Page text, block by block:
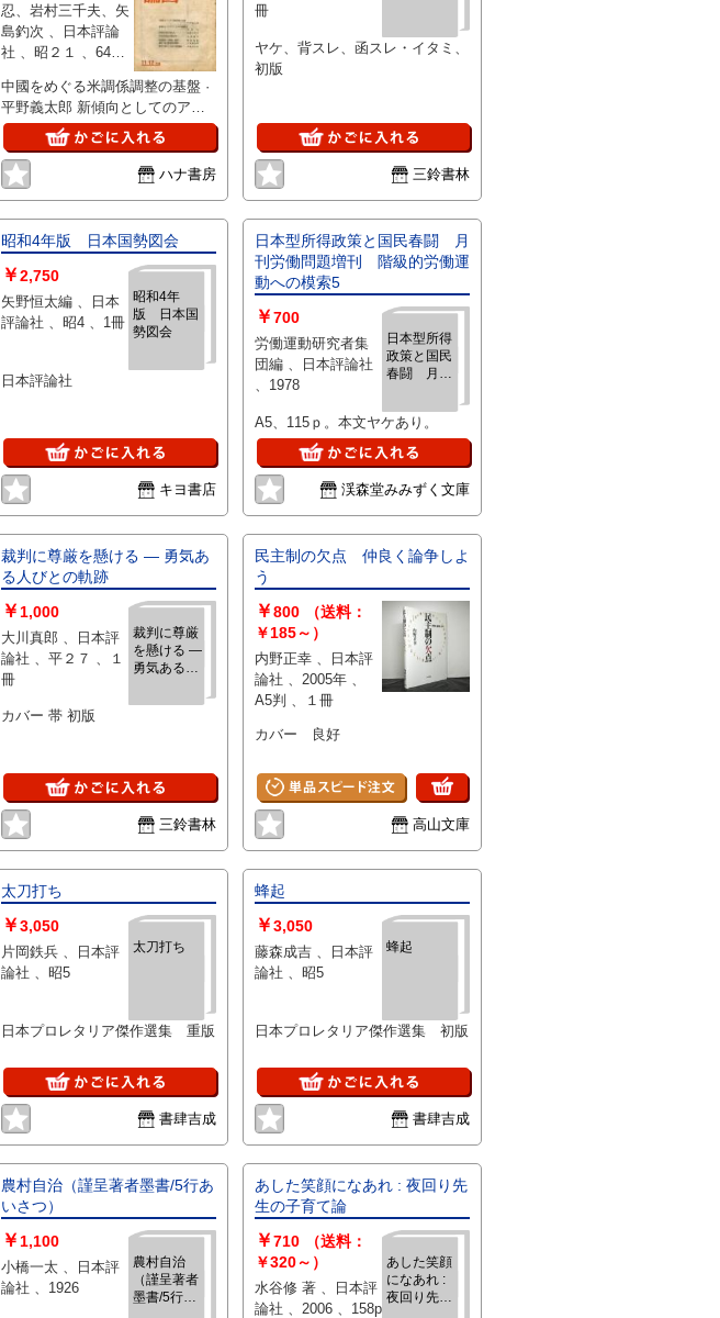
忍、岩村三千夫、矢
島釣次 、日本評論
社 、昭２１ 、64ｐ
中國をめぐる米調係調整の基盤 ·
平野義太郎 新傾向としてのアメ
リカの中國研究/岩村 思 ◇國共内
戦の制止力・岩村三千夫 ◆民主
同盟と内戦反・ 矢島釣次 内藤湖
南「支那論」批判・・・・・・野
濟・・・千早健三郎 最近におけ
る上海の労働運動・・・・・・尾
崎生太郎 （ヤケ）
ハナ書房
冊
ヤケ、背スレ、函スレ・イタミ、
初版
三鈴書林
昭和4年版 日本国勢図会
昭和4年
版 日本国
勢図会
￥2,750
矢野恒太編 、日本
評論社 、昭4 、1冊
日本評論社
キヨ書店
日本型所得政策と国民春闘 月
刊労働問題増刊 階級的労働運
動への模索5
日本型所得
政策と国民
春闘 月刊
刊 階級的
労働運動へ
の模索5
￥700
労働運動研究者集
団編 、日本評論社
、1978
A5、115ｐ。本文ヤケあり。
渓森堂みみずく文庫
裁判に尊厳を懸ける ― 勇気あ
る人びとの軌跡
裁判に尊厳
を懸ける ―
勇気ある人
￥ 1,000
大川真郎 、日本評
論社 、平２７ 、１
冊
カバー 帯 初版
三鈴書林
民主制の欠点 仲良く論争しよ
う
￥800
（送料：
￥185～）
内野正幸 、日本評
論社 、2005年 、
A5判 、１冊
カバー 良好
高山文庫
太刀打ち
太刀打ち
￥3,050
片岡鉄兵 、日本評
論社 、昭5
日本プロレタリア傑作選集 重版
書肆吉成
蜂起
蜂起
￥3,050
藤森成吉 、日本評
論社 、昭5
日本プロレタリア傑作選集 初版
書肆吉成
農村自治（謹呈著者墨書/5行あ
いさつ）
農村自治
（謹呈著者
墨書/5行あ
￥1,100
小橋一太 、日本評
論社 、1926
あした笑顔になあれ : 夜回り先
生の子育て論
あした笑顔
になあれ :
夜回り先生
￥710
（送料：
￥320～）
水谷修 著 、日本評
論社 、2006 、158p